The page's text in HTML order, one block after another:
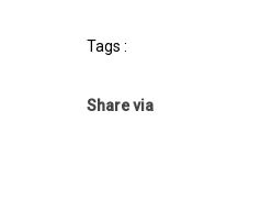
Tags :
Share via